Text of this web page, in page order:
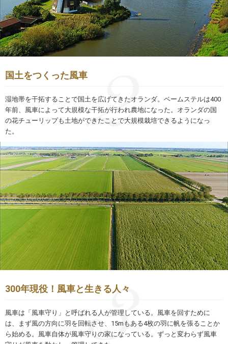
国土をつくった風車
湿地帯を干拓することで国土を広げてきたオランダ。ベームステルは400
年前、風車によって大規模な干拓が行われ農地になった。オランダの国
の花チューリップも土地ができたことで大規模栽培できるようになっ
た。
300年現役！風車と生きる人々
風車は「風車守り」と呼ばれる人が管理している。風車を回すために
は、まず風の方向に羽を回転させ、15mもある4枚の羽に帆を張ることか
ら始める。風車自体が風車守りの家になっている。ずっと変わらず風車